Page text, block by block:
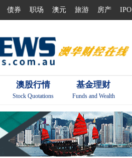
债券 职场 澳元 旅游 房产 IPO
澳股行情
Stock Quotations
基金理财
Funds and Wealth